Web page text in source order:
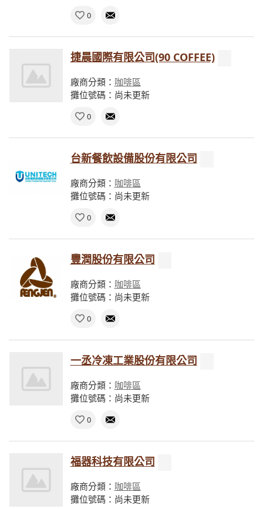
0
捷晨國際有限公司(90 COFFEE)
廠商分類： 咖啡區
攤位號碼：尚未更新
0
台新餐飲設備股份有限公司
廠商分類： 咖啡區
攤位號碼：尚未更新
0
豐潤股份有限公司
廠商分類： 咖啡區
攤位號碼：尚未更新
0
一丞冷凍工業股份有限公司
廠商分類： 咖啡區
攤位號碼：尚未更新
0
福器科技有限公司
廠商分類： 咖啡區
攤位號碼：尚未更新